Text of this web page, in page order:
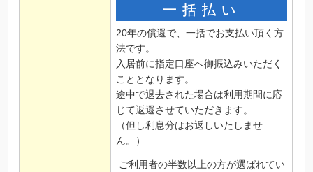
一括払い
20年の償還で、一括でお支払い頂く方
法です。
入居前に指定口座へ御振込みいただく
こととなります。
途中で退去された場合は利用期間に応
じて返還させていただきます。
（但し利息分はお返しいたしませ
ん。）
ご利用者の半数以上の方が選ばれてい